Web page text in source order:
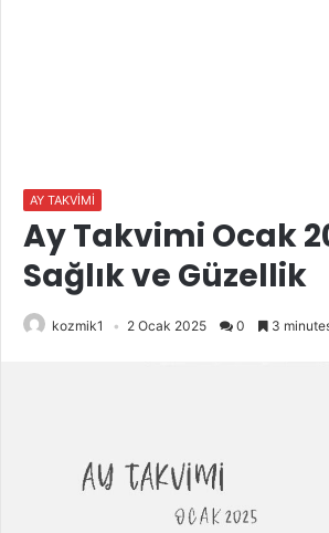
AY TAKVİMİ
Ay Takvimi Ocak
Sağlık ve Güzellik
kozmik1 2 Ocak 2025 0 3